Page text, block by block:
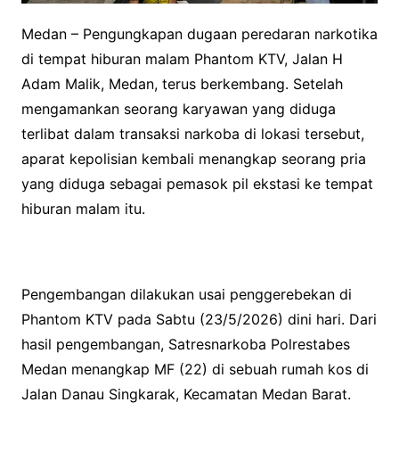
Medan – Pengungkapan dugaan peredaran narkotika
di tempat hiburan malam Phantom KTV, Jalan H
Adam Malik, Medan, terus berkembang. Setelah
mengamankan seorang karyawan yang diduga
terlibat dalam transaksi narkoba di lokasi tersebut,
aparat kepolisian kembali menangkap seorang pria
yang diduga sebagai pemasok pil ekstasi ke tempat
hiburan malam itu.
Pengembangan dilakukan usai penggerebekan di
Phantom KTV pada Sabtu (23/5/2026) dini hari. Dari
hasil pengembangan, Satresnarkoba Polrestabes
Medan menangkap MF (22) di sebuah rumah kos di
Jalan Danau Singkarak, Kecamatan Medan Barat.